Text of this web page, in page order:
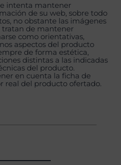
intenta mantener
de su web, sobre todo
no obstante las imágenes
tratan de mantener
como orientativas,
aspectos del producto
de forma estética,
distintas a las indicadas
del producto.
en cuenta la ficha de
real del producto ofertado.